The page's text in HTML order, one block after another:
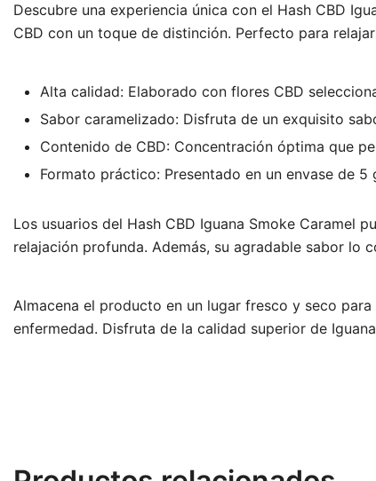
Descubre una experiencia única con el Hash CBD
CBD con un toque de distinción. Perfecto para
Alta calidad: Elaborado con flores CBD
Sabor caramelizado: Disfruta de un exquisito
Contenido de CBD: Concentración óptima que
Formato práctico: Presentado en un envase de
Los usuarios del Hash CBD Iguana Smoke Caramel
relajación profunda. Además, su agradable sabor lo
Almacena el producto en un lugar fresco y seco
enfermedad. Disfruta de la calidad superior de